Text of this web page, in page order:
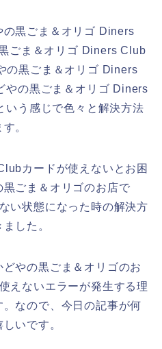
の黒ごま＆オリゴ Diners
ごま＆オリゴ Diners Club
黒ごま＆オリゴ Diners
の黒ごま＆オリゴ Diners
う感じで色々と解決方法
。
カードが使えないとお困
ごま＆オリゴのお店で
い状態になった時の解決方
した。
やの黒ごま＆オリゴのお
えないエラーが発生する理
なので、今日の記事が何
いです。